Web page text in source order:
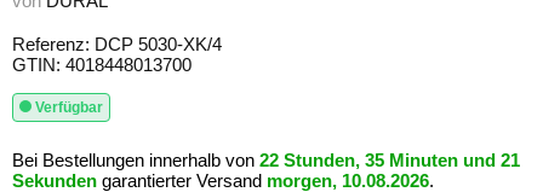
Referenz: DCP 5030-XK/4
GTIN: 4018448013700
Verfügbar
Bei Bestellungen innerhalb von 22 Stunden, 35 Minuten und 21
Sekunden garantierter Versand morgen, 10.08.2026.